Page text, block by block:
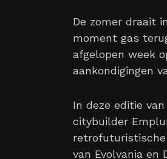
De zomer draait
moment gas
afgelopen week
aankondigingen
In deze editie
citybuilder
retrofuturistische
van Evolvania en